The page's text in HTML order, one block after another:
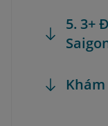
5. 3+